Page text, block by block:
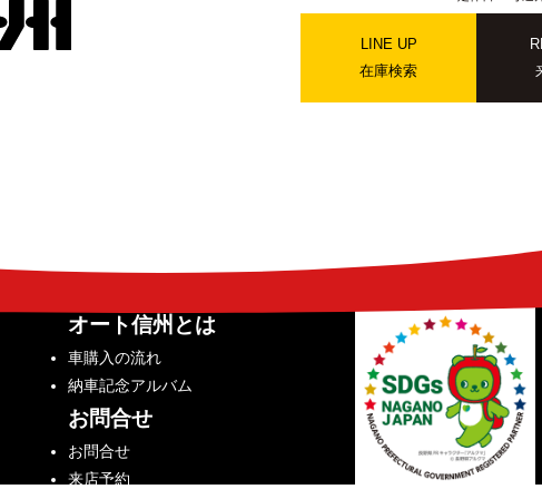
LINE UP
在庫検索
オート信州とは
車購入の流れ
納車記念アルバム
お問合せ
お問合せ
来店予約